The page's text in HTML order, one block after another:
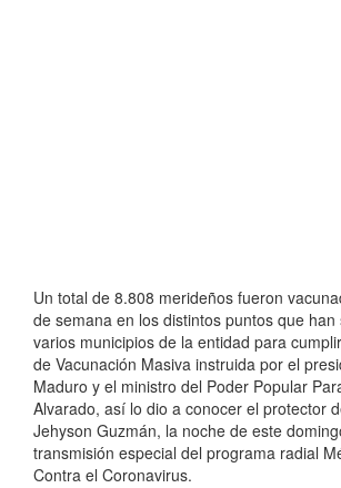
Un total de 8.808 merideños fueron
de semana en los distintos puntos que han
varios municipios de la entidad para
de Vacunación Masiva instruida por el
Maduro y el ministro del Poder Popular
Alvarado, así lo dio a conocer el protector
Jehyson Guzmán, la noche de este
transmisión especial del programa radial
Contra el Coronavirus.